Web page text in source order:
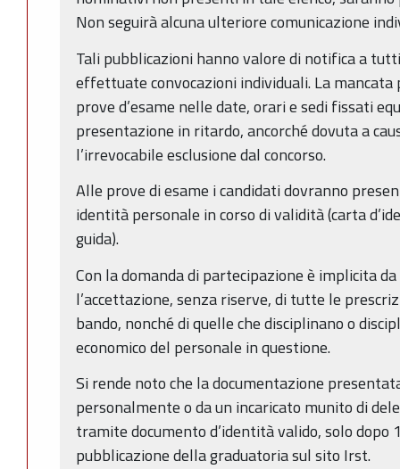
Non seguirà alcuna ulteriore comunicazione
Tali pubblicazioni hanno valore di notifica a
effettuate convocazioni individuali. La
prove d’esame nelle date, orari e sedi fissati
presentazione in ritardo, ancorché dovuta a
l’irrevocabile esclusione dal concorso.
Alle prove di esame i candidati dovranno
identità personale in corso di validità (carta
guida).
Con la domanda di partecipazione è implicita
l’accettazione, senza riserve, di tutte le
bando, nonché di quelle che disciplinano o
economico del personale in questione.
Si rende noto che la documentazione
personalmente o da un incaricato munito di
tramite documento d’identità valido, solo dopo
pubblicazione della graduatoria sul sito Irst.